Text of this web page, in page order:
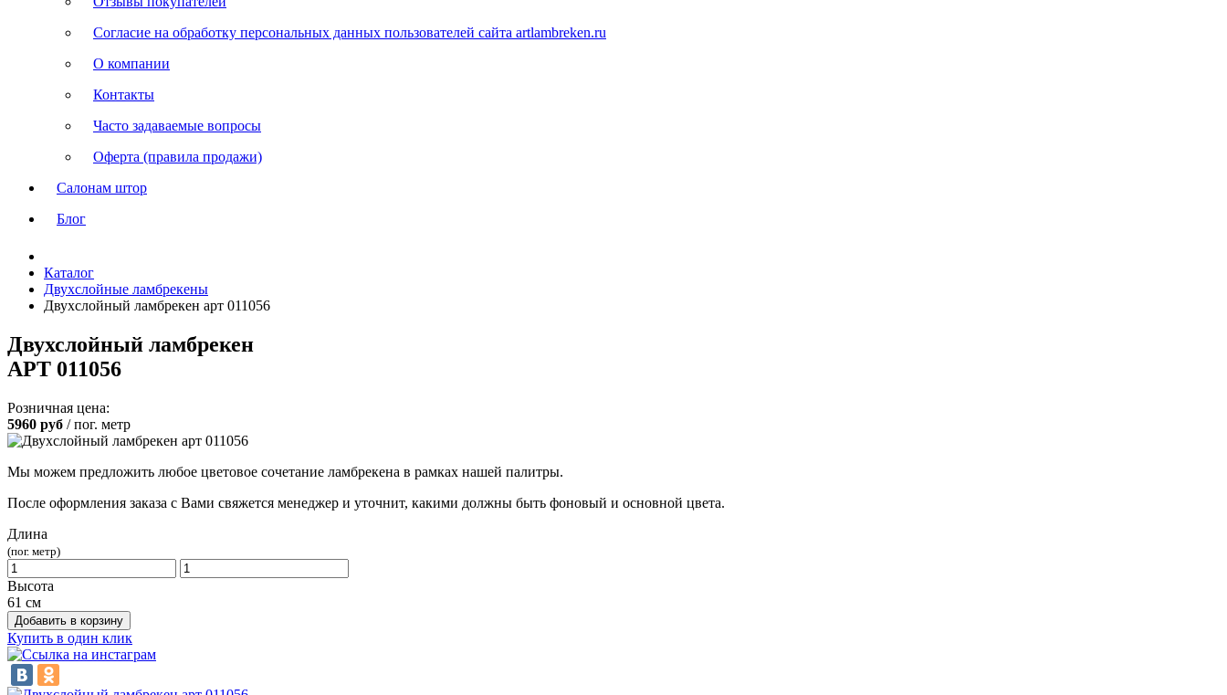
Согласие на обработку персональных данных пользователей сайта artlambreken.ru
О компании
Контакты
Часто задаваемые вопросы
Оферта (правила продажи)
Салонам штор
Блог
Каталог
Двухслойные ламбрекены
Двухслойный ламбрекен арт 011056
Двухслойный ламбрекен
АРТ 011056
Розничная цена:
5960 руб / пог. метр
Мы можем предложить любое цветовое сочетание ламбрекена в рамках нашей палитры.
После оформления заказа с Вами свяжется менеджер и уточнит, какими должны быть фоновый и основной цвета.
Длина
(пог. метр)
Высота
61 см
Добавить в корзину
Купить в один клик